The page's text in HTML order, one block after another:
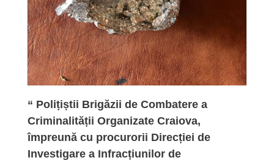
“ Polițiștii Brigăzii de Combatere a
Criminalității Organizate Craiova,
împreună cu procurorii Direcției de
Investigare a Infracțiunilor de